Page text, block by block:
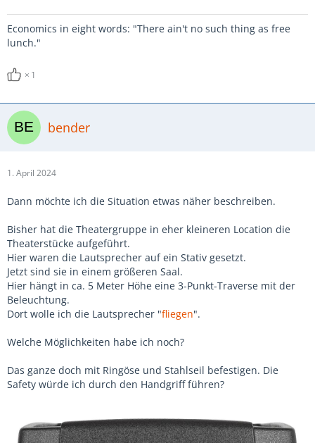
Economics in eight words: "There ain't no such thing as free
lunch."
1
bender
1. April 2024
Dann möchte ich die Situation etwas näher beschreiben.
Bisher hat die Theatergruppe in eher kleineren Location die
Theaterstücke aufgeführt.
Hier waren die Lautsprecher auf ein Stativ gesetzt.
Jetzt sind sie in einem größeren Saal.
Hier hängt in ca. 5 Meter Höhe eine 3-Punkt-Traverse mit der
Beleuchtung.
Dort wolle ich die Lautsprecher "fliegen".
Welche Möglichkeiten habe ich noch?
Das ganze doch mit Ringöse und Stahlseil befestigen. Die
Safety würde ich durch den Handgriff führen?